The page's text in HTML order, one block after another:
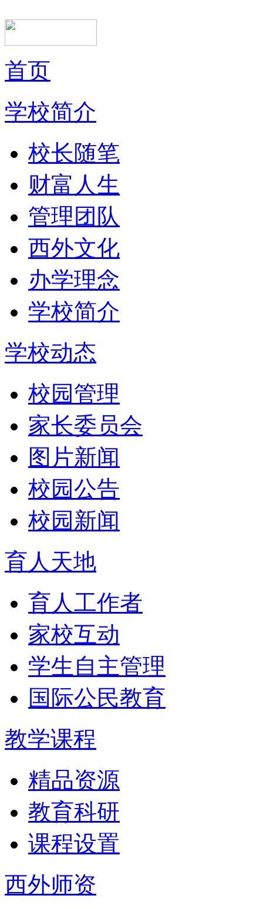
首页
学校简介
校长随笔
财富人生
管理团队
西外文化
办学理念
学校简介
学校动态
校园管理
家长委员会
图片新闻
校园公告
校园新闻
育人天地
育人工作者
家校互动
学生自主管理
国际公民教育
教学课程
精品资源
教育科研
课程设置
西外师资